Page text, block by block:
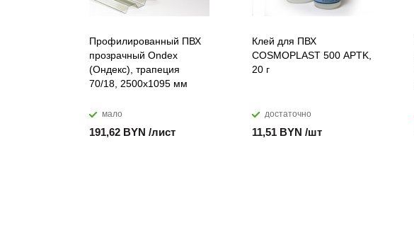
Профилированный ПВХ
прозрачный Ondex
(Ондекс), трапеция
70/18, 2500х1095 мм
мало
191,62 BYN /лист
Клей для ПВХ
COSMOPLAST 500 APTK,
20 г
достаточно
11,51 BYN /шт